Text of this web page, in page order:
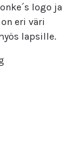
logo ja
eri väri
lapsille.